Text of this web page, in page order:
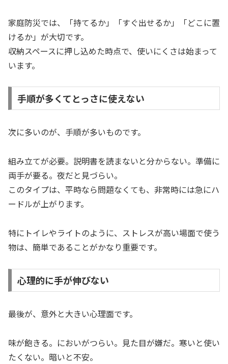
家庭防災では、「持てるか」「すぐ出せるか」「どこに置
けるか」が大切です。
収納スペースに押し込めた時点で、使いにくさは始まって
います。
手順が多くてとっさに使えない
次に多いのが、手順が多いものです。
組み立てが必要。説明書を読まないと分からない。準備に
両手が要る。夜だと見づらい。
このタイプは、平時なら問題なくても、非常時には急にハ
ードルが上がります。
特にトイレやライトのように、ストレスが高い場面で使う
物は、簡単であることがかなり重要です。
心理的に手が伸びない
最後が、意外と大きい心理面です。
味が飽きる。においがつらい。見た目が嫌だ。寒いと使い
たくない。暗いと不安。